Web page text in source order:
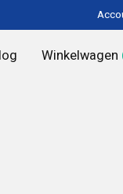
Winkelwagen